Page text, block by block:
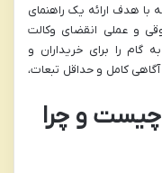
با هدف ارائه یک راهنمای
و عملی انقضای وکالت
گام را برای خریداران و
آگاهی کامل و حداقل تبعات،
و چرا